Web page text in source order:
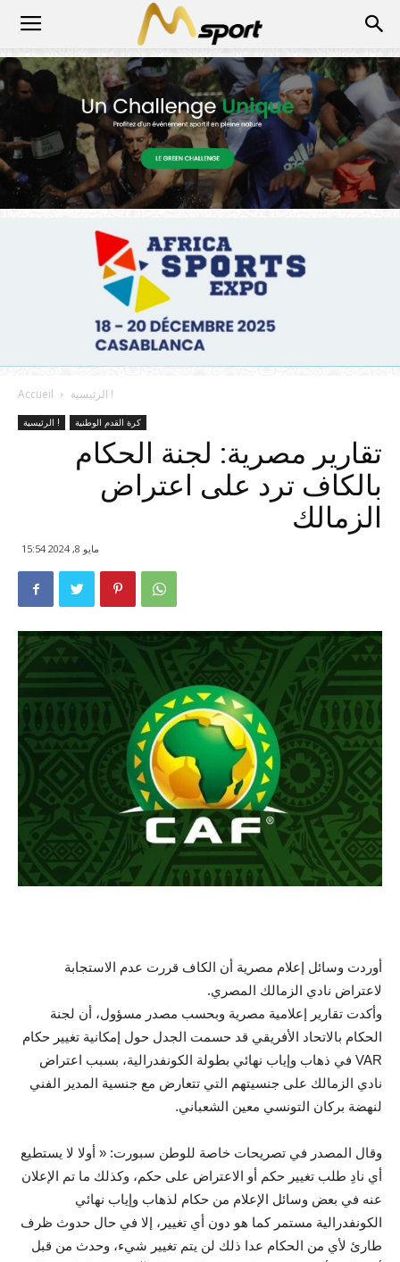
Accueil الرئيسية !
الرئيسية ! كرة القدم الوطنية
تقارير مصرية: لجنة الحكام
بالكاف ترد على اعتراض
الزمالك
مايو 8, 2024 15:54
أوردت وسائل إعلام مصرية أن الكاف قررت عدم الاستجابة
لاعتراض نادي الزمالك المصري.
وأكدت تقارير إعلامية مصرية وبحسب مصدر مسؤول، أن لجنة
الحكام بالاتحاد الأفريقي قد حسمت الجدل حول إمكانية تغيير حكام
VAR في ذهاب وإياب نهائي بطولة الكونفدرالية، بسبب اعتراض
نادي الزمالك على جنسيتهم التي تتعارض مع جنسية المدير الفني
لنهضة بركان التونسي معين الشعباني.
وقال المصدر في تصريحات خاصة للوطن سبورت: « أولا لا يستطيع
أي نادِ طلب تغيير حكم أو الاعتراض على حكم، وكذلك ما تم الإعلان
عنه في بعض وسائل الإعلام من حكام لذهاب وإياب نهائي
الكونفدرالية مستمر كما هو دون أي تغيير، إلا في حال حدوث ظرف
طارئ لأي من الحكام عدا ذلك لن يتم تغيير شيء، وحدث من قبل